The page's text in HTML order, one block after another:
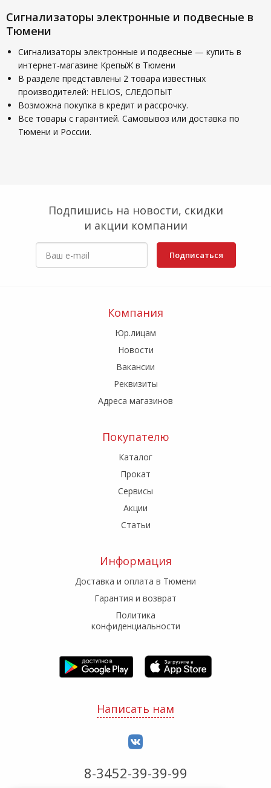
Сигнализаторы электронные и подвесные в
Тюмени
Сигнализаторы электронные и подвесные — купить в
интернет-магазине КрепыЖ в Тюмени
В разделе представлены 2 товара известных
производителей: HELIOS, СЛЕДОПЫТ
Возможна покупка в кредит и рассрочку.
Все товары с гарантией. Самовывоз или доставка по
Тюмени и России.
Подпишись на новости, скидки
и акции компании
Подписаться
Компания
Юр.лицам
Новости
Вакансии
Реквизиты
Адреса магазинов
Покупателю
Каталог
Прокат
Сервисы
Акции
Статьи
Информация
Доставка и оплата в Тюмени
Гарантия и возврат
Политика
конфиденциальности
Написать нам
8-3452-39-39-99